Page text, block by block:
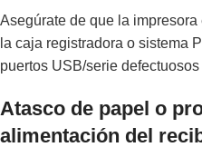
Asegúrate de que la
la caja registradora o sistema
puertos USB/serie
Atasco de papel o
alimentación del